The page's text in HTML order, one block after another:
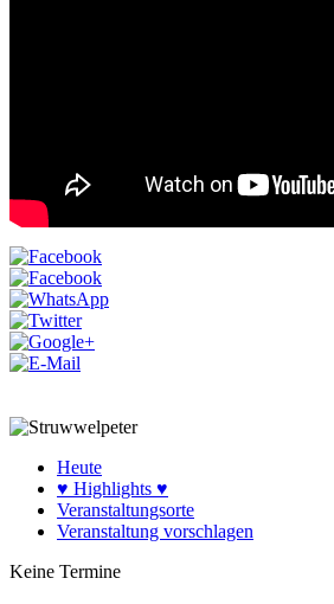
Heute
♥ Highlights ♥
Veranstaltungsorte
Veranstaltung vorschlagen
Keine Termine